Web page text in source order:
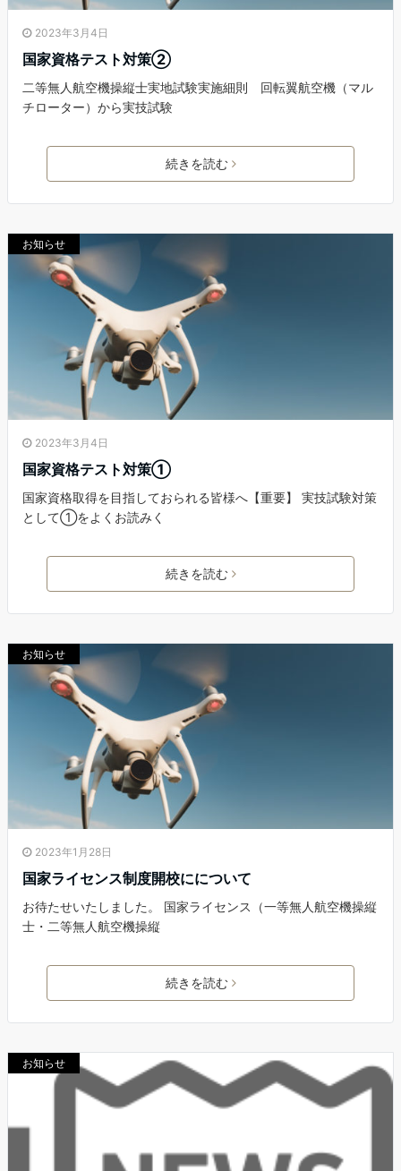
2023年3月4日
国家資格テスト対策②
二等無人航空機操縦士実地試験実施細則 回転翼航空機（マル
チローター）から実技試験
続きを読む
お知らせ
2023年3月4日
国家資格テスト対策①
国家資格取得を目指しておられる皆様へ【重要】 実技試験対策
として①をよくお読みく
続きを読む
お知らせ
2023年1月28日
国家ライセンス制度開校にについて
お待たせいたしました。 国家ライセンス（一等無人航空機操縦
士・二等無人航空機操縦
続きを読む
お知らせ